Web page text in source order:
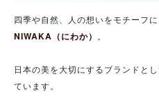
四季や自然、人の想いをモチーフ
NIWAKA（にわか） 。
日本の美を大切にするブランドと
ています。